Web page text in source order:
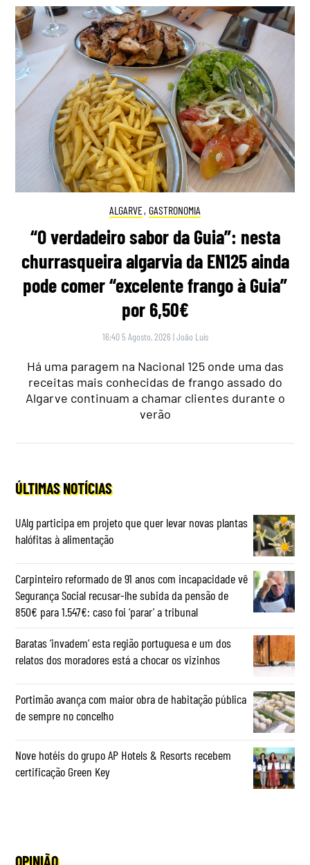
ALGARVE, GASTRONOMIA
“O verdadeiro sabor da Guia”: nesta
churrasqueira algarvia da EN125 ainda
pode comer “excelente frango à Guia”
por 6,50€
16:40 5 Agosto, 2026 |João Luís
Há uma paragem na Nacional 125 onde uma das
receitas mais conhecidas de frango assado do
Algarve continuam a chamar clientes durante o
verão
ÚLTIMAS NOTÍCIAS
UAlg participa em projeto que quer levar novas plantas
halófitas à alimentação
Carpinteiro reformado de 91 anos com incapacidade vê
Segurança Social recusar-lhe subida da pensão de
850€ para 1.547€: caso foi ‘parar’ a tribunal
Baratas ‘invadem’ esta região portuguesa e um dos
relatos dos moradores está a chocar os vizinhos
Portimão avança com maior obra de habitação pública
de sempre no concelho
Nove hotéis do grupo AP Hotels & Resorts recebem
certificação Green Key
OPINIÃO